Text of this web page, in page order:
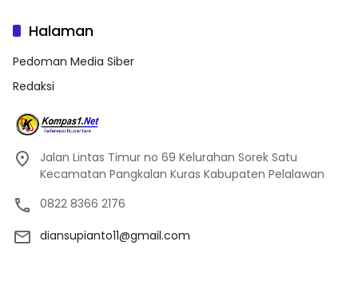
Halaman
Pedoman Media Siber
Redaksi
Jalan Lintas Timur no 69 Kelurahan Sorek Satu
Kecamatan Pangkalan Kuras Kabupaten Pelalawan
0822 8366 2176
diansupianto11@gmail.com